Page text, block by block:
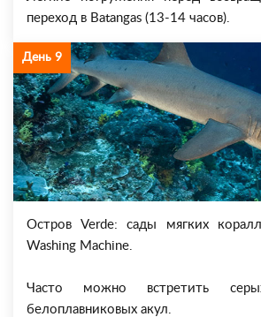
переход в Batangas (13-14 часов).
День 9
Остров Verde: сады мягких
Washing Machine.
Часто можно встретить
белоплавниковых акул.